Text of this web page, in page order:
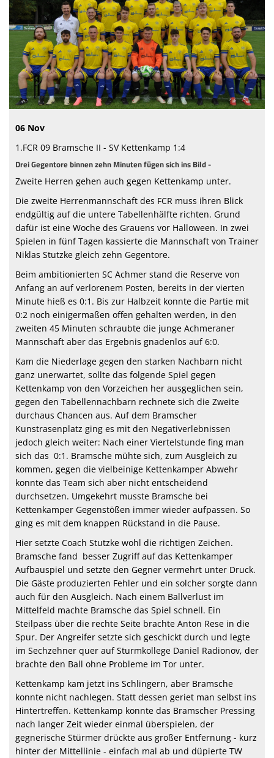
Sponsoren
Vorstand & Mitarbeiter
Stadionzeitung
Spielstätten
Trainingszeiten
06 Nov
1.FCR 09 Bramsche II - SV Kettenkamp 1:4
Drei Gegentore binnen zehn Minuten fügen sich ins Bild -
Zweite Herren gehen auch gegen Kettenkamp unter.
Die zweite Herrenmannschaft des FCR muss ihren Blick
endgültig auf die untere Tabellenhälfte richten. Grund
dafür ist eine Woche des Grauens vor Halloween. In zwei
Spielen in fünf Tagen kassierte die Mannschaft von Trainer
Niklas Stutzke gleich zehn Gegentore.
Beim ambitionierten SC Achmer stand die Reserve von
Anfang an auf verlorenem Posten, bereits in der vierten
Minute hieß es 0:1. Bis zur Halbzeit konnte die Partie mit
0:2 noch einigermaßen offen gehalten werden, in den
zweiten 45 Minuten schraubte die junge Achmeraner
Mannschaft aber das Ergebnis gnadenlos auf 6:0.
Kam die Niederlage gegen den starken Nachbarn nicht
ganz unerwartet, sollte das folgende Spiel gegen
Kettenkamp von den Vorzeichen her ausgeglichen sein,
gegen den Tabellennachbarn rechnete sich die Zweite
durchaus Chancen aus. Auf dem Bramscher
Kunstrasenplatz ging es mit den Negativerlebnissen
jedoch gleich weiter: Nach einer Viertelstunde fing man
sich das 0:1. Bramsche mühte sich, zum Ausgleich zu
kommen, gegen die vielbeinige Kettenkamper Abwehr
konnte das Team sich aber nicht entscheidend
durchsetzen. Umgekehrt musste Bramsche bei
Kettenkamper Gegenstößen immer wieder aufpassen. So
ging es mit dem knappen Rückstand in die Pause.
Hier setzte Coach Stutzke wohl die richtigen Zeichen.
Bramsche fand besser Zugriff auf das Kettenkamper
Aufbauspiel und setzte den Gegner vermehrt unter Druck.
Die Gäste produzierten Fehler und ein solcher sorgte dann
auch für den Ausgleich. Nach einem Ballverlust im
Mittelfeld machte Bramsche das Spiel schnell. Ein
Steilpass über die rechte Seite brachte Anton Rese in die
Spur. Der Angreifer setzte sich geschickt durch und legte
im Sechzehner quer auf Sturmkollege Daniel Radionov, der
brachte den Ball ohne Probleme im Tor unter.
Kettenkamp kam jetzt ins Schlingern, aber Bramsche
konnte nicht nachlegen. Statt dessen geriet man selbst ins
Hintertreffen. Kettenkamp konnte das Bramscher Pressing
nach langer Zeit wieder einmal überspielen, der
gegnerische Stürmer drückte aus großer Entfernung - kurz
hinter der Mittellinie - einfach mal ab und düpierte TW